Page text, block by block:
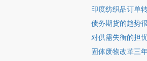
印度纺织品订单
债务期货的趋势
对供需失衡的担
固体废物改革三